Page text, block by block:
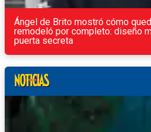
Ángel de Brito mostró cómo
remodeló por completo: diseño
puerta secreta